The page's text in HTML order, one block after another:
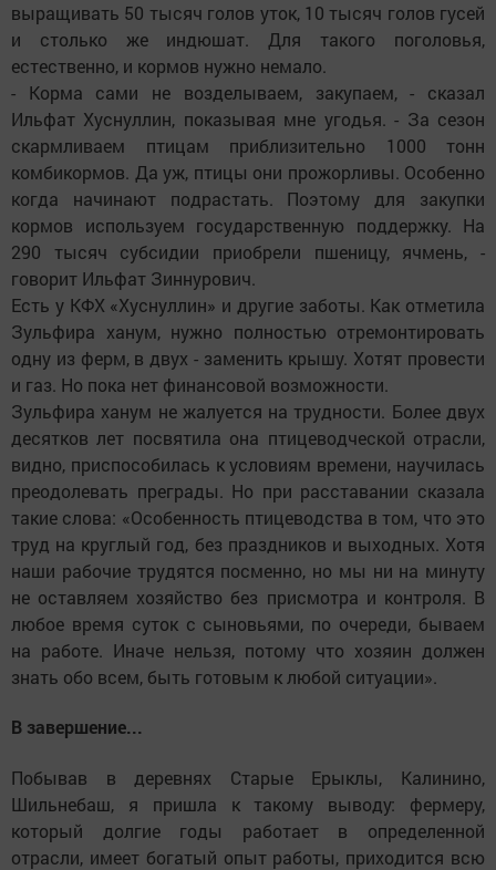
выращивать 50 тысяч голов уток, 10 тысяч голов гусей
и столько же индюшат. Для такого поголовья,
естественно, и кормов нужно немало.
- Корма сами не возделываем, закупаем, - сказал
Ильфат Хуснуллин, показывая мне угодья. - За сезон
скармливаем птицам приблизительно 1000 тонн
комбикормов. Да уж, птицы они прожорливы. Особенно
когда начинают подрастать. Поэтому для закупки
кормов используем государственную поддержку. На
290 тысяч субсидии приобрели пшеницу, ячмень, -
говорит Ильфат Зиннурович.
Есть у КФХ «Хуснуллин» и другие заботы. Как отметила
Зульфира ханум, нужно полностью отремонтировать
одну из ферм, в двух - заменить крышу. Хотят провести
и газ. Но пока нет финансовой возможности.
Зульфира ханум не жалуется на трудности. Более двух
десятков лет посвятила она птицеводческой отрасли,
видно, приспособилась к условиям времени, научилась
преодолевать преграды. Но при расставании сказала
такие слова: «Особенность птицеводства в том, что это
труд на круглый год, без праздников и выходных. Хотя
наши рабочие трудятся посменно, но мы ни на минуту
не оставляем хозяйство без присмотра и контроля. В
любое время суток с сыновьями, по очереди, бываем
на работе. Иначе нельзя, потому что хозяин должен
знать обо всем, быть готовым к любой ситуации».
В завершение...
Побывав в деревнях Старые Ерыклы, Калинино,
Шильнебаш, я пришла к такому выводу: фермеру,
который долгие годы работает в определенной
отрасли, имеет богатый опыт работы, приходится всю